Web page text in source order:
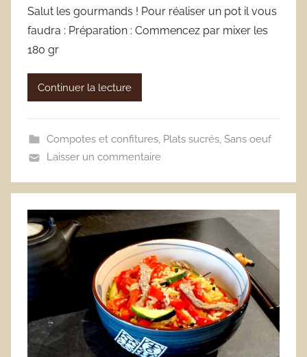
Salut les gourmands ! Pour réaliser un pot il vous
faudra : Préparation : Commencez par mixer les
180 gr
Continuer la lecture
Compotes et confitures, Plats sucrés, Sans oeuf
Laisser un commentaire